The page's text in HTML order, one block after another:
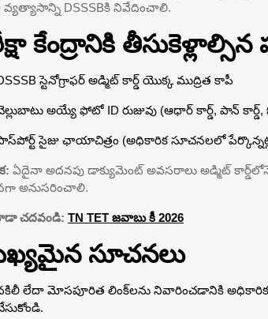
DSSSBకి నివేదించాలి.
కేంద్రానికి తీసుకెళ్లాల్సిన
స్టెనోగ్రాఫర్ అడ్మిట్ కార్డ్ యొక్క ముద్రిత కాపీ
అయ్యే ఫోటో ID రుజువు (ఆధార్ కార్డ్, పాన్
సైజు ఛాయాచిత్రం (అధికారిక సూచనలలో
ఏదైనా అదనపు డాక్యుమెంట్ అవసరాలు అడ్మిట్
అనుసరించాలి.
చదవండి: TN TET జవాబు కీ 2026
సూచనలు
లేదా మోసపూరిత లింక్‌లను నివారించడానికి అధికారిక